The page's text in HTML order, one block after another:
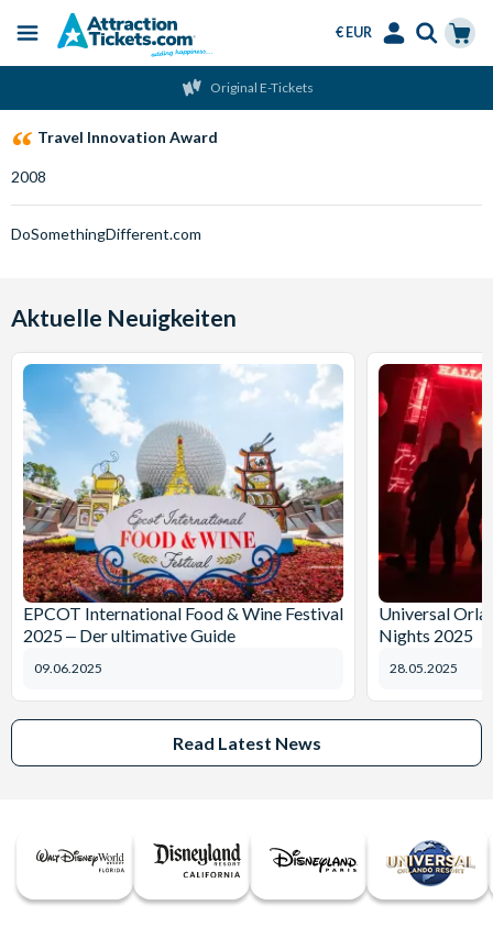
content
Menu
€ EUR
Original E-Tickets
Travel Innovation Award
2008
DoSomethingDifferent.com
Aktuelle Neuigkeiten
EPCOT International Food & Wine Festival
2025 ‒ Der ultimative Guide
09.06.2025
Universal
Nights 2025
28.05.2025
Read Latest News